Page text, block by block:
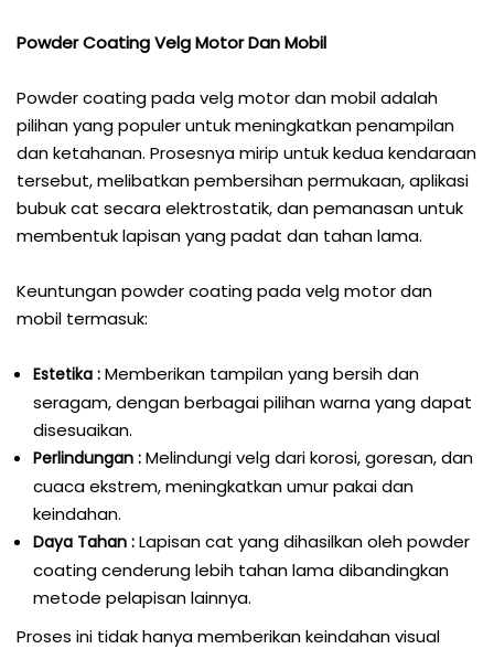
Powder Coating Velg Motor Dan Mobil
Powder coating pada velg motor dan mobil adalah
pilihan yang populer untuk meningkatkan penampilan
dan ketahanan. Prosesnya mirip untuk kedua kendaraan
tersebut, melibatkan pembersihan permukaan, aplikasi
bubuk cat secara elektrostatik, dan pemanasan untuk
membentuk lapisan yang padat dan tahan lama.
Keuntungan powder coating pada velg motor dan
mobil termasuk:
Estetika : Memberikan tampilan yang bersih dan
seragam, dengan berbagai pilihan warna yang dapat
disesuaikan.
Perlindungan : Melindungi velg dari korosi, goresan, dan
cuaca ekstrem, meningkatkan umur pakai dan
keindahan.
Daya Tahan : Lapisan cat yang dihasilkan oleh powder
coating cenderung lebih tahan lama dibandingkan
metode pelapisan lainnya.
Proses ini tidak hanya memberikan keindahan visual